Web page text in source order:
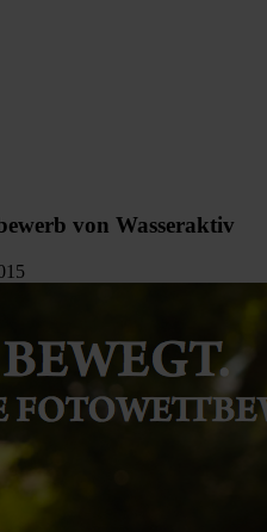
von Wasseraktiv